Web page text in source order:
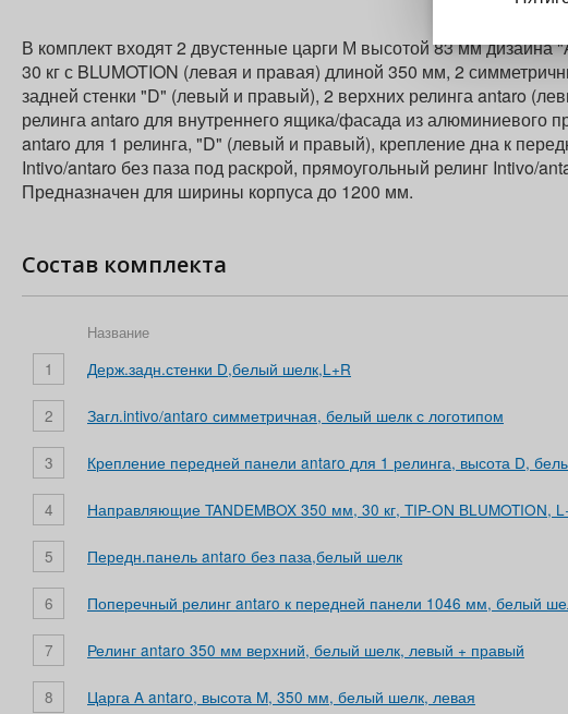
В комплект входят 2 двустенные царги М высотой 83 мм
30 кг с BLUMOTION (левая и правая) длиной 350 мм, 2
задней стенки "D" (левый и правый), 2 верхних релинга antaro
релинга antaro для внутреннего ящика/фасада из алюминиевого
antaro для 1 релинга, "D" (левый и правый), крепление дна к
Intivo/antaro без паза под раскрой, прямоугольный релинг Intivo/
Предназначен для ширины корпуса до 1200 мм.
Состав комплекта
Название
1 Держ.задн.стенки D,белый шелк,L+R
2 Загл.intivo/antaro симметричная, белый шелк с логотипом
3 Крепление передней панели antaro для 1 релинга, высота D,
4 Направляющие TANDEMBOX 350 мм, 30 кг, TIP-ON BLUMOTION,
5 Передн.панель antaro без паза,белый шелк
6 Поперечный релинг antaro к передней панели 1046 мм, белый
7 Релинг antaro 350 мм верхний, белый шелк, левый + правый
8 Царга A antaro, высота M, 350 мм, белый шелк, левая